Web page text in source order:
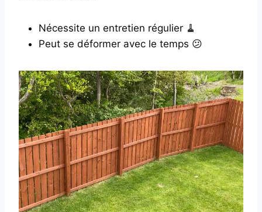
Nécessite un entretien régulier 🧹
Peut se déformer avec le temps 😕